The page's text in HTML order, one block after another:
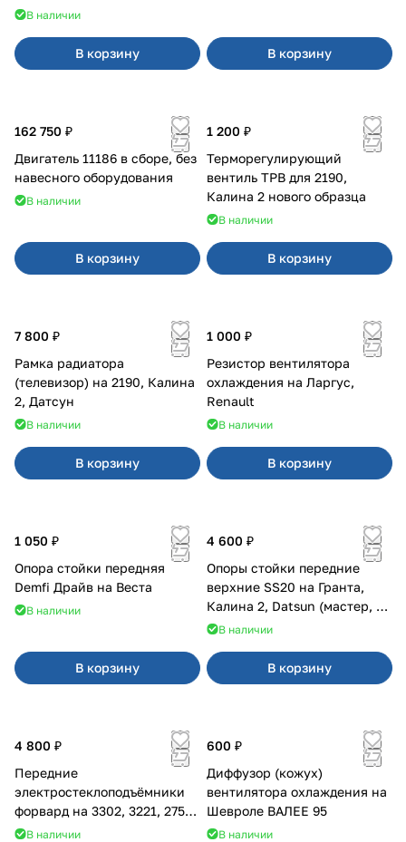
В наличии
В корзину В корзину
162 750 ₽
Двигатель 11186 в сборе, без
навесного оборудования
В наличии
В корзину
1 200 ₽
Терморегулирующий
вентиль ТРВ для 2190,
Калина 2 нового образца
В наличии
В корзину
7 800 ₽
Рамка радиатора
(телевизор) на 2190, Калина
2, Датсун
В наличии
В корзину
1 000 ₽
Резистор вентилятора
охлаждения на Ларгус,
Renault
В наличии
В корзину
1 050 ₽
Опора стойки передняя
Demfi Драйв на Веста
В наличии
В корзину
4 600 ₽
Опоры стойки передние
верхние SS20 на Гранта,
Калина 2, Datsun (мастер, с
ЭлУР, с подшипником) 2шт
В наличии
В корзину
4 800 ₽
Передние
электростеклоподъёмники
форвард на 3302, 3221, 2752,
2217В наличии
600 ₽
Диффузор (кожух)
вентилятора охлаждения на
Шевроле ВАЛЕЕ 95
В наличии